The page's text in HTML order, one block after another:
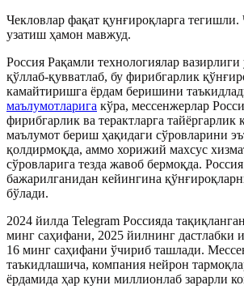
Чекловлар фақат қунғироқларга
узатиш ҳамон мавжуд.
Россия Рақамли технологиялар
қўллаб-қувватлаб, бу фирибгарлик
камайтиришга ёрдам беришини
маълумотларига кўра, мессенжерлар
фирибгарлик ва терактларга
маълумот бериш ҳақидаги сўровларини
қолдирмоқда, аммо хорижий махсус
сўровларига тезда жавоб бермоқда.
бажарилганидан кейингина
бўлади.
2024 йилда Telegram Россияда
минг саҳифани, 2025 йилнинг дастлабки
16 минг саҳифани ўчириб ташлади.
таъкидлашича, компания нейрон
ёрдамида ҳар куни миллионлаб зарарли